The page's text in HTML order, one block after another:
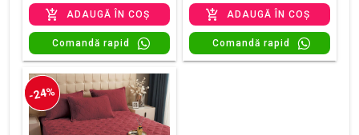
ADAUGĂ ÎN COȘ
Comandă rapid
ADAUGĂ ÎN COȘ
Comandă rapid
-24%